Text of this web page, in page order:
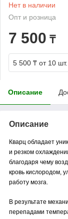
Нет в наличии
Опт и розница
7 500 ₸
5 500 ₸ от 10 шт.
Описание
Описание
Кварц обладает
и резком
благодаря чему
кровь кислородом,
работу мозга.
В результате
перепадами